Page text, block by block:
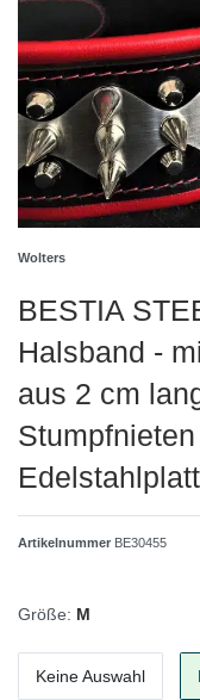
Wolters
BESTIA
Halsband -
aus 2 cm
Artikelnummer BE30455
Größe: M
Keine Auswahl